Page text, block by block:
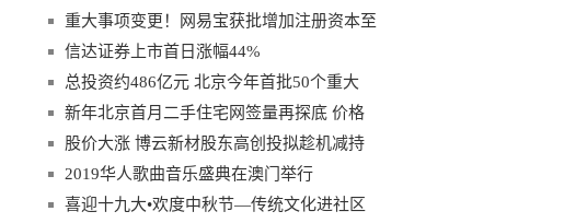
重大事项变更！网易宝获批增加注册资本至
信达证券上市首日涨幅44%
总投资约486亿元 北京今年首批50个重大
新年北京首月二手住宅网签量再探底 价格
股价大涨 博云新材股东高创投拟趁机减持
2019华人歌曲音乐盛典在澳门举行
喜迎十九大•欢度中秋节—传统文化进社区